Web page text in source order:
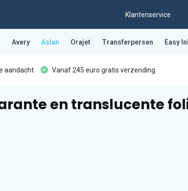
Klantenservice
Avery Aslan Orajet Transferpersen Easy
aandacht Vanaf 245 euro gratis verzending
en translucente